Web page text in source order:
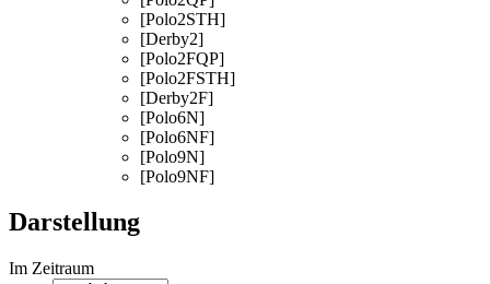
[Polo2STH]
[Derby2]
[Polo2FQP]
[Polo2FSTH]
[Derby2F]
[Polo6N]
[Polo6NF]
[Polo9N]
[Polo9NF]
Darstellung
Im Zeitraum